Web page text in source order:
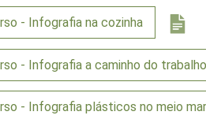
- Infografia na cozinha
- Infografia a caminho do trabalho
- Infografia plásticos no meio